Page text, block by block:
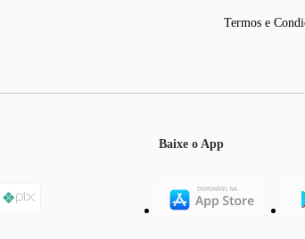
Termos e
Baixe o App